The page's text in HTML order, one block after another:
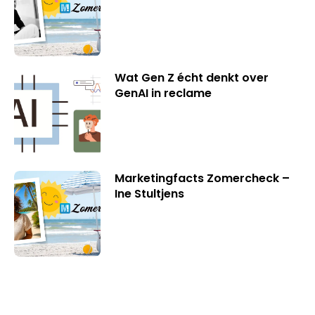
Wat Gen Z écht denkt over
GenAI in reclame
Marketingfacts Zomercheck –
Ine Stultjens